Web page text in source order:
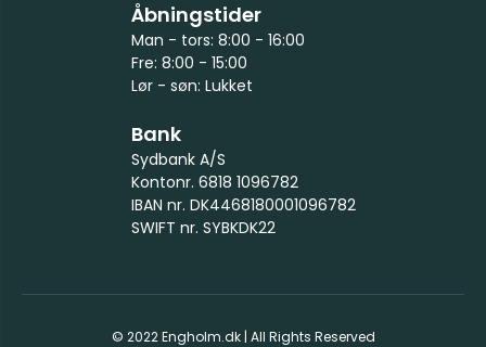
Åbningstider
Man - tors: 8:00 - 16:00
Fre: 8:00 - 15:00
Lør - søn: Lukket
Bank
Sydbank A/S
Kontonr. 6818 1096782
IBAN nr. DK4468180001096782
SWIFT nr. SYBKDK22
© 2022 Engholm.dk | All Rights Reserved